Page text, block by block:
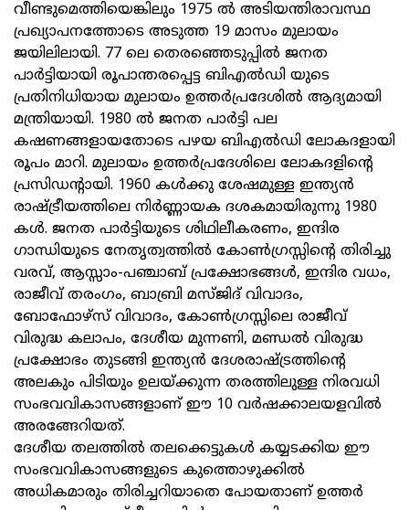
വീണ്ടുമെത്തിയെങ്കിലും 1975 ല്‍ അടിയന്തിരാവസ്ഥ
പ്രഖ്യാപനത്തോടെ അടുത്ത 19 മാസം മുലായം
ജയിലിലായി. 77 ലെ തെരഞ്ഞെടുപ്പില്‍ ജനത
പാര്‍ട്ടിയായി രൂപാന്തരപ്പെട്ട ബിഎല്‍ഡി യുടെ
പ്രതിനിധിയായ മുലായം ഉത്തര്‍പ്രദേശില്‍ ആദ്യമായി
മന്ത്രിയായി. 1980 ല്‍ ജനത പാര്‍ട്ടി പല
കഷണങ്ങളായതോടെ പഴയ ബിഎല്‍ഡി ലോകദളായി
രൂപം മാറി. മുലായം ഉത്തര്‍പ്രദേശിലെ ലോകദളിന്റെ
പ്രസിഡന്റായി. 1960 കള്‍ക്കു ശേഷമുള്ള ഇന്ത്യന്‍
രാഷ്ട്രീയത്തിലെ നിര്‍ണ്ണായക ദശകമായിരുന്നു 1980
കള്‍. ജനത പാര്‍ട്ടിയുടെ ശിഥിലീകരണം, ഇന്ദിര
ഗാന്ധിയുടെ നേതൃത്വത്തില്‍ കോണ്‍ഗ്രസ്സിന്റെ തിരിച്ചു
വരവ്‌, ആസ്സാം-പഞ്ചാബ്‌ പ്രക്ഷോഭങ്ങള്‍, ഇന്ദിര വധം,
രാജീവ്‌ തരംഗം, ബാബ്രി മസ്‌ജിദ്‌ വിവാദം,
ബോഫോഴ്‌സ്‌ വിവാദം, കോണ്‍ഗ്രസ്സിലെ രാജീവ്‌
വിരുദ്ധ കലാപം, ദേശീയ മുന്നണി, മണ്ഡല്‍ വിരുദ്ധ
പ്രക്ഷോഭം തുടങ്ങി ഇന്ത്യന്‍ ദേശരാഷ്ട്രത്തിന്റെ
അലകും പിടിയും ഉലയ്‌ക്കുന്ന തരത്തിലുള്ള നിരവധി
സംഭവവികാസങ്ങളാണ്‌ ഈ 10 വര്‍ഷക്കാലയളവില്‍
അരങ്ങേറിയത്‌.
ദേശീയ തലത്തില്‍ തലക്കെട്ടുകള്‍ കയ്യടക്കിയ ഈ
സംഭവവികാസങ്ങളുടെ കുത്തൊഴുക്കില്‍
അധികമാരും തിരിച്ചറിയാതെ പോയതാണ്‌ ഉത്തര്‍